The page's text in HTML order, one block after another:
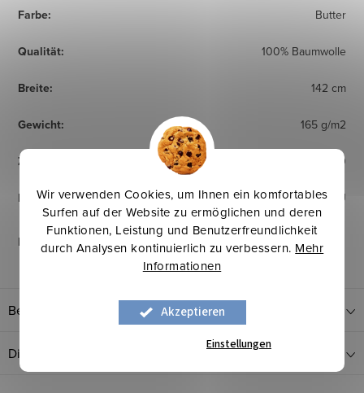
Wir verwenden Cookies, um Ihnen ein komfortables
Surfen auf der Website zu ermöglichen und deren
Funktionen, Leistung und Benutzerfreundlichkeit
durch Analysen kontinuierlich zu verbessern. Mehr
Informationen
Akzeptieren
Einstellungen
Farbe: Butter
Qualität: 100% Baumwolle
Breite: 142 cm
Gewicht: 165 g/m2
Zertifikat OEKO TEX Standard 100
Herkunftsland: EU
Pflegehinweise:
Bewertung
Diskussion